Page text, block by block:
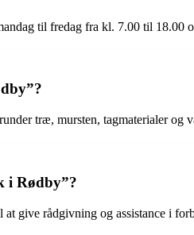
til fredag fra kl. 7.00 til 18.00
træ, mursten, tagmaterialer og
i Rødby”?
give rådgivning og assistance i